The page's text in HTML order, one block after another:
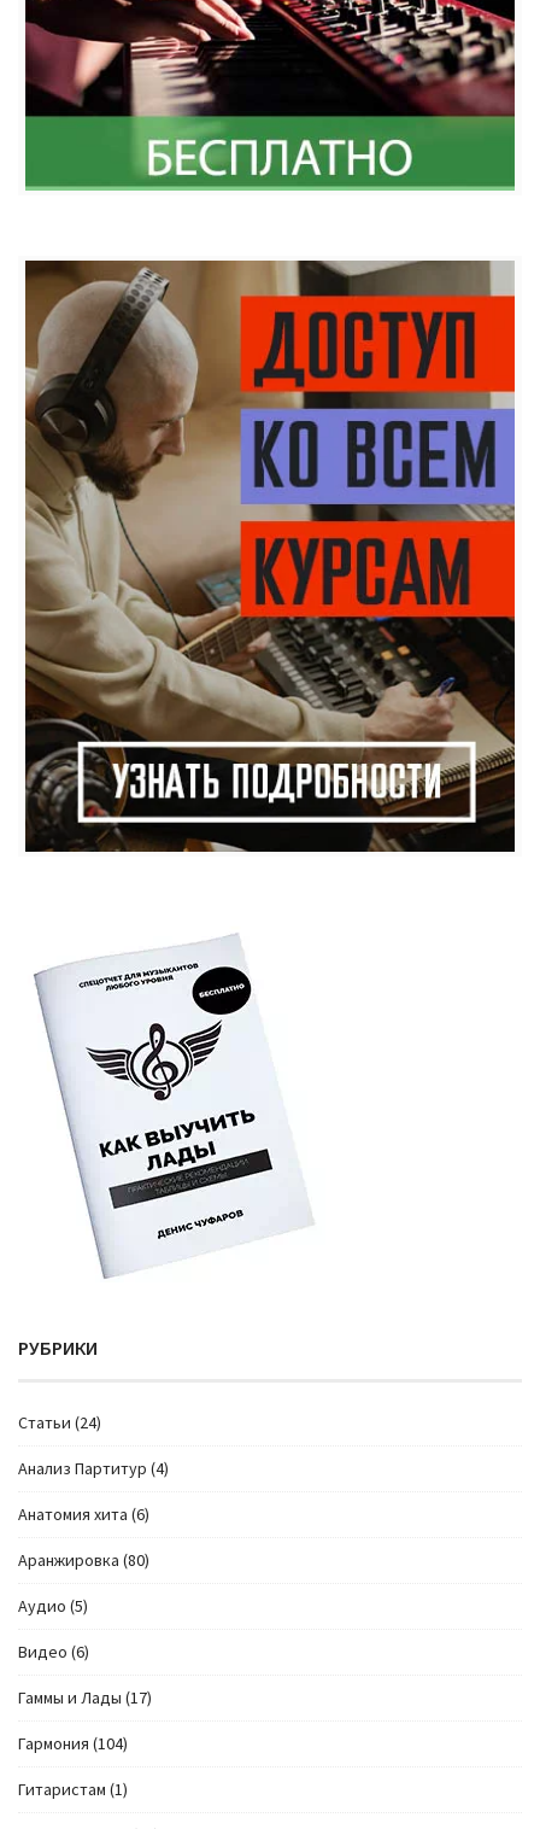
РУБРИКИ
Cтатьи (24)
Анализ Партитур (4)
Анатомия хита (6)
Аранжировка (80)
Аудио (5)
Видео (6)
Гаммы и Лады (17)
Гармония (104)
Гитаристам (1)